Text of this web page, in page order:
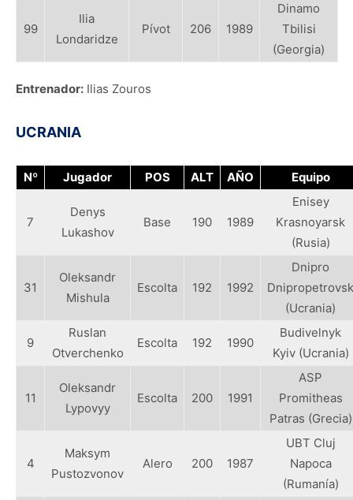
99
Ilia
Londaridze
Pívot 206 1989
Dinamo
Tbilisi
(Georgia)
Entrenador: Ilias Zouros
UCRANIA
Nº Jugador POS ALT AÑO Equipo
7
Denys
Lukashov
Base 190 1989
Enisey
Krasnoyarsk
(Rusia)
31
Oleksandr
Mishula
Escolta 192 1992
Dnipro
Dnipropetrovsk
(Ucrania)
9
Ruslan
Otverchenko
Escolta 192 1990
Budivelnyk
Kyiv (Ucrania)
11
Oleksandr
Lypovyy
Escolta 200 1991
ASP
Promitheas
Patras (Grecia)
4
Maksym
Pustozvonov
Alero 200 1987
UBT Cluj
Napoca
(Rumanía)